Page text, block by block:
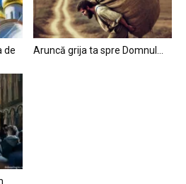
de
Aruncă grija ta spre Domnul…